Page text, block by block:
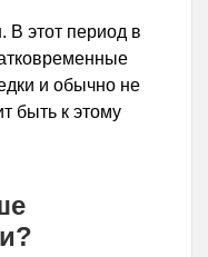
. В этот период в
и обычно не
быть к этому